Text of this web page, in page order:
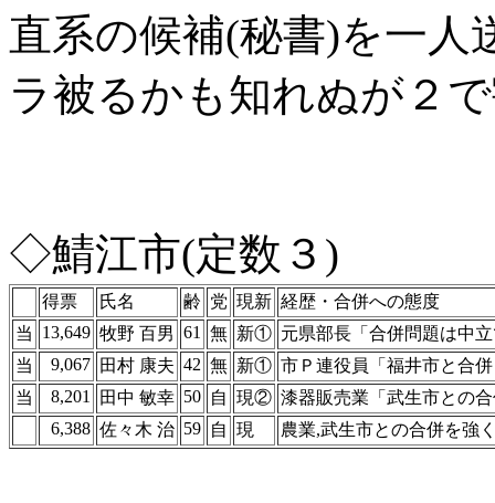
直系の候補(秘書)を一人
ラ被るかも知れぬが２
◇鯖江市(定数３)
得票 氏名 齢 党 現新 経歴・合併への態度
当
13,649 牧野 百男 61 無 新① 元県部長「合併問題は中
当
9,067 田村 康夫 42 無 新① 市Ｐ連役員「福井市と合
当
8,201 田中 敏幸 50 自 現② 漆器販売業「武生市との
6,388 佐々木 治 59 自 現 農業,武生市との合併を強